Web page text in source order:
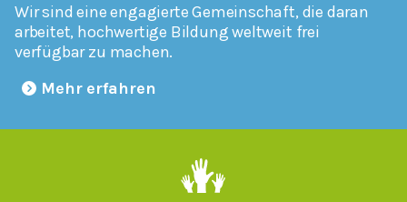
Wir sind eine engagierte Gemeinschaft, die daran
arbeitet, hochwertige Bildung weltweit frei
verfügbar zu machen.
Mehr erfahren